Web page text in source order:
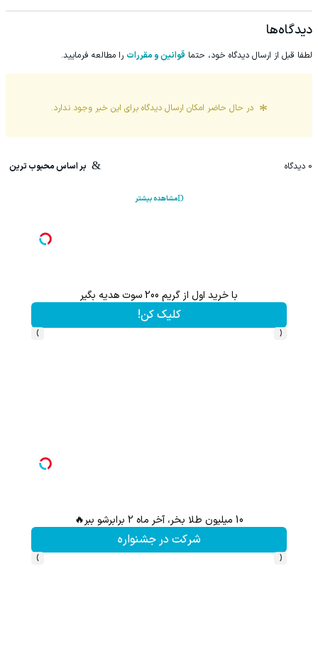
دیدگاه‌ها
لطفا قبل از ارسال دیدگاه خود، حتما قوانین و مقررات را مطالعه فرمایید.
در حال حاضر امکان ارسال دیدگاه برای این خبر وجود ندارد.
0 دیدگاه بر اساس محبوب ترین
مشاهده بیشتر
با خرید اول از گریم 200 سوت هدیه بگیر
کلیک کن!
‹
›
10 میلیون طلا بخر، آخر ماه 2 برابرشو ببر🔥
شرکت در جشنواره
‹
›